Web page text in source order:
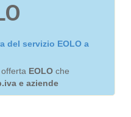
del servizio EOLO a
EOLO che
e aziende